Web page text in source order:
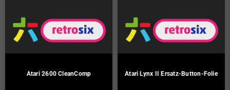
Atari 2600 CleanComp Atari Lynx II Ersatz-Button-Folie